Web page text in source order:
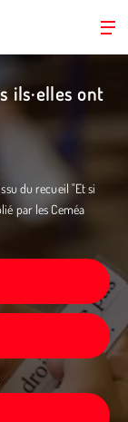
ils·elles ont
du recueil "Et si
par les Ceméa